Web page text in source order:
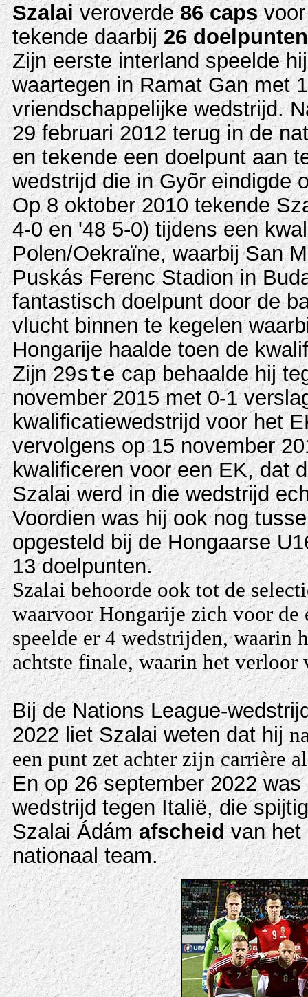
Szalaiveroverde86 capsvoor
tekende daarbij26 doelpunten
Zijn eerste interland speelde
waartegen in Ramat Gan met
vriendschappelijke wedstrijd.
29 februari 2012 terug in de
en tekende een doelpunt aan
wedstrijd die in Gyõr eindigde
Op 8 oktober 2010 tekende
4-0 en '48 5-0) tijdens een
Polen/Oekraïne, waarbij San
Puskás Ferenc Stadion in
fantastisch doelpunt door de
vlucht binnen te kegelen
Hongarije haalde toen de
Zijn 29stecap behaalde hij
november 2015 met 0-1
kwalificatiewedstrijd voor het
vervolgens op 15 november
kwalificeren voor een EK, dat
Szalai werd in die wedstrijd
Voordien was hij ook nog
opgesteld bij de Hongaarse
13 doelpunten.
Szalai behoorde ook tot de
waarvoor Hongarije zich voor de
speelde er 4 wedstrijden, waarin
achtste finale, waarin het verloor
Bij de Nations League-
2022 liet Szalai weten dat hij
een punt zet achter zijn carrière
En op 26 september 2022
wedstrijd tegen Italië, die
Szalai Ádámafscheidvan het
nationaal team.